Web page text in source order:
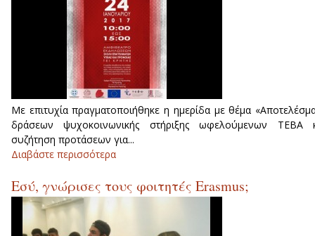
Με επιτυχία πραγματοποιήθηκε η ημερίδα με θέμα
δράσεων ψυχοκοινωνικής στήριξης ωφελούμενων ΤΕΒΑ
συζήτηση προτάσεων για...
Διαβάστε περισσότερα
ΤΕΒΑ και συζήτηση ...»
Εσύ, γνώρισες τους φοιτητές Erasmus;